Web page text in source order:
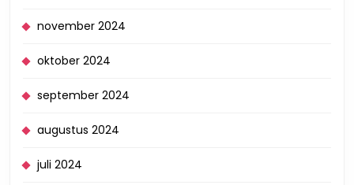
november 2024
oktober 2024
september 2024
augustus 2024
juli 2024